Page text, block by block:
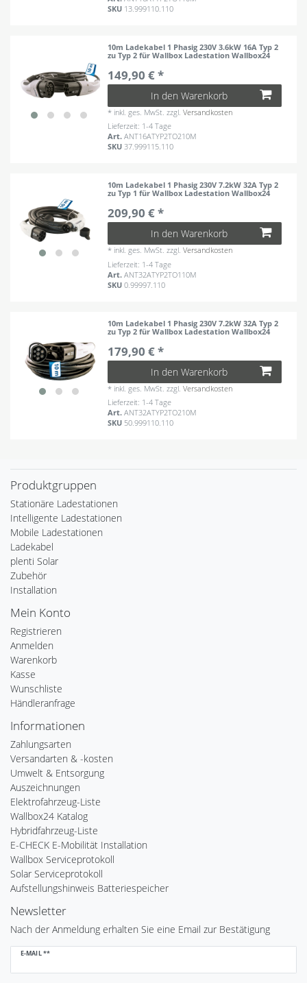
SKU 13.999110.110
10m Ladekabel 1 Phasig 230V 3.6kW 16A Typ 2
zu Typ 2 für Wallbox Ladestation Wallbox24
149,90 € *
In den Warenkorb
* inkl. ges. MwSt. zzgl.Versandkosten
Lieferzeit: 1-4 Tage
Art.ANT16ATYP2TO210M
SKU37.999115.110
10m Ladekabel 1 Phasig 230V 7.2kW 32A Typ 2
zu Typ 1 für Wallbox Ladestation Wallbox24
209,90 € *
In den Warenkorb
* inkl. ges. MwSt. zzgl.Versandkosten
Lieferzeit: 1-4 Tage
Art.ANT32ATYP2TO110M
SKU0.99997.110
10m Ladekabel 1 Phasig 230V 7.2kW 32A Typ 2
zu Typ 2 für Wallbox Ladestation Wallbox24
179,90 € *
In den Warenkorb
* inkl. ges. MwSt. zzgl.Versandkosten
Lieferzeit: 1-4 Tage
Art.ANT32ATYP2TO210M
SKU 50.999110.110
Produktgruppen
Stationäre Ladestationen
Intelligente Ladestationen
Mobile Ladestationen
Ladekabel
plenti Solar
Zubehör
Installation
Mein Konto
Registrieren
Anmelden
Warenkorb
Kasse
Wunschliste
Händleranfrage
Informationen
Zahlungsarten
Versandarten & -kosten
Umwelt & Entsorgung
Auszeichnungen
Elektrofahrzeug-Liste
Wallbox24 Katalog
Hybridfahrzeug-Liste
E-CHECK E-Mobilität Installation
Wallbox Serviceprotokoll
Solar Serviceprotokoll
Aufstellungshinweis Batteriespeicher
Newsletter
Nach der Anmeldung erhalten Sie eine Email zur Bestätigung
E-MAIL **
Newsletter